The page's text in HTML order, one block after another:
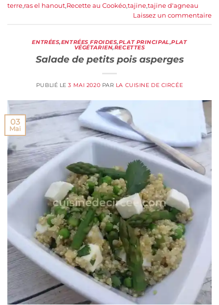
terre,ras el hanout,Recette au Cookéo,tajine,tajine d'agneau
Laissez un commentaire
ENTRÉES,ENTRÉES FROIDES,PLAT PRINCIPAL,PLAT
VÉGÉTARIEN,RECETTES
Salade de petits pois asperges
PUBLIÉ LE3 MAI 2020 PAR LA CUISINE DE CIRCÉE
03
Mai